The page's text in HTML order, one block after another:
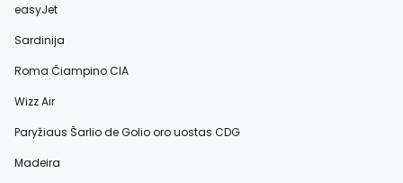
easyJet
Sardinija
Roma Čiampino CIA
Wizz Air
Paryžiaus Šarlio de Golio oro uostas CDG
Madeira